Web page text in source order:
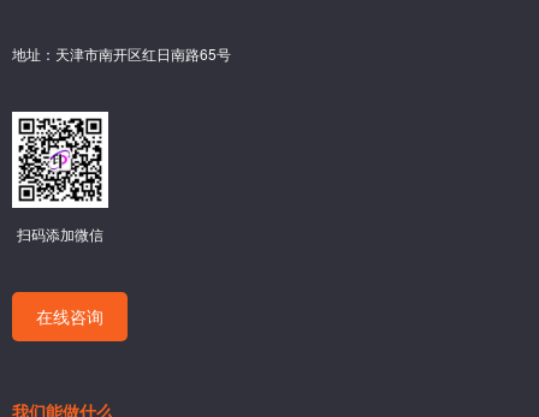
地址：天津市南开区红日南路65号
扫码添加微信
在线咨询
我们能做什么